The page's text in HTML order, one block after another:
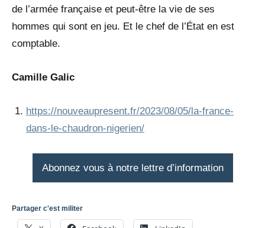
de l’armée française et peut-être la vie de ses
hommes qui sont en jeu. Et le chef de l’État en est
comptable.
Camille Galic
https://nouveaupresent.fr/2023/08/05/la-france-
dans-le-chaudron-nigerien/
Abonnez vous à notre lettre d’information
Partager c'est militer